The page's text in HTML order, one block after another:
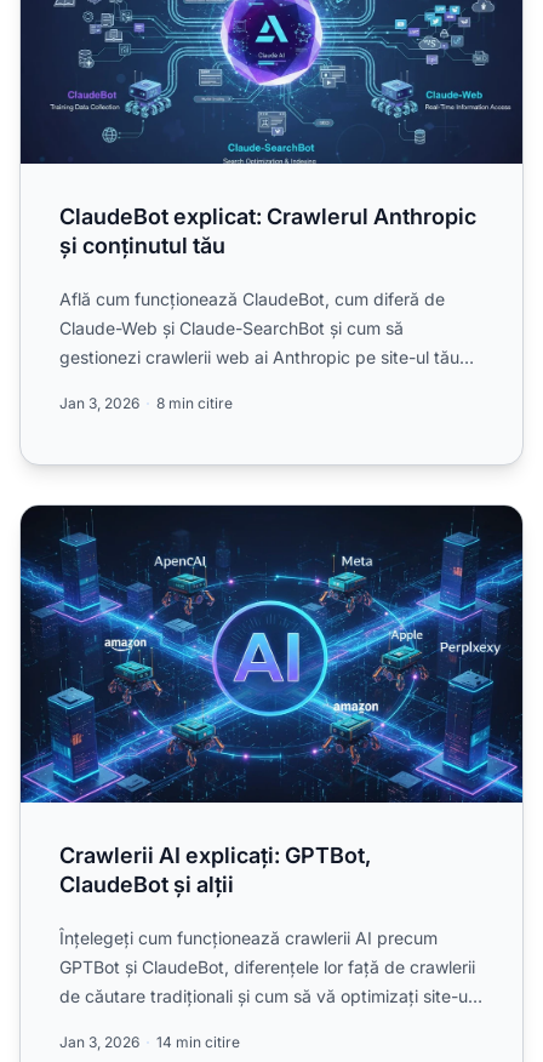
ClaudeBot explicat: Crawlerul Anthropic
și conținutul tău
Află cum funcționează ClaudeBot, cum diferă de
Claude-Web și Claude-SearchBot și cum să
gestionezi crawlerii web ai Anthropic pe site-ul tău
Jan 3, 2026 8 min citire
Crawlerii AI explicați: GPTBot, ClaudeBot și alții
Crawlerii AI explicați: GPTBot,
ClaudeBot și alții
Înțelegeți cum funcționează crawlerii AI precum
GPTBot și ClaudeBot, diferențele lor față de crawlerii
de căutare tradiționali și cum să vă optimizați site-ul
Jan 3, 2026 14 min citire